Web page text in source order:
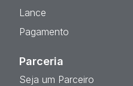
Lance
Pagamento
Parceria
Seja um Parceiro